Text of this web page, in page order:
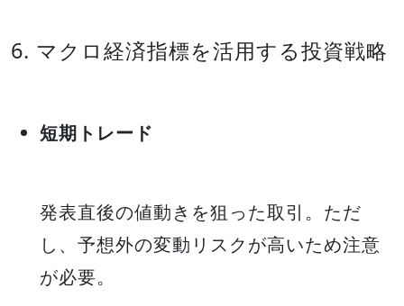
6. マクロ経済指標を活用する投資戦略
短期トレード
発表直後の値動きを狙った取引。ただ
し、予想外の変動リスクが高いため注意
が必要。